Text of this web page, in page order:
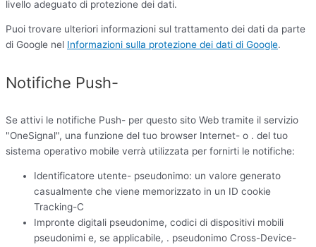
livello adeguato di protezione dei dati.
Puoi trovare ulteriori informazioni sul trattamento dei dati da parte
di Google nel Informazioni sulla protezione dei dati di Google.
Notifiche Push-
Se attivi le notifiche Push- per questo sito Web tramite il servizio
"OneSignal", una funzione del tuo browser Internet- o . del tuo
sistema operativo mobile verrà utilizzata per fornirti le notifiche:
Identificatore utente- pseudonimo: un valore generato
casualmente che viene memorizzato in un ID cookie
Tracking-C
Impronte digitali pseudonime, codici di dispositivi mobili
pseudonimi e, se applicabile, . pseudonimo Cross-Device-